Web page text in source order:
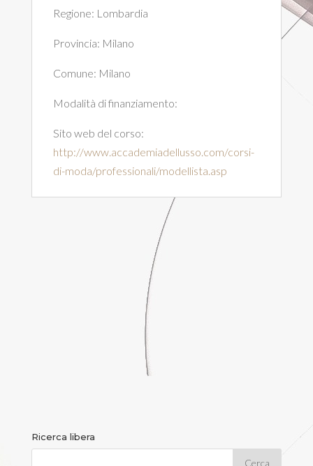
Regione: Lombardia
Provincia: Milano
Comune: Milano
Modalità di finanziamento:
Sito web del corso:
http://www.accademiadellusso.com/corsi-
di-moda/professionali/modellista.asp
Ricerca libera